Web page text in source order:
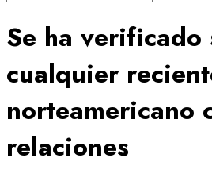
Se ha verificado
cualquier
norteamericano
relaciones